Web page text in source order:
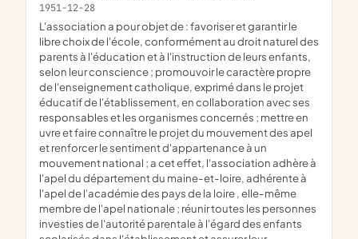
1951-12-28
l'association a pour objet de : favoriser et garantir le
libre choix de l'école, conformément au droit naturel des
parents à l'éducation et à l'instruction de leurs enfants,
selon leur conscience ; promouvoir le caractère propre
de l'enseignement catholique, exprimé dans le projet
éducatif de l'établissement, en collaboration avec ses
responsables et les organismes concernés ; mettre en
uvre et faire connaître le projet du mouvement des apel
et renforcer le sentiment d'appartenance à un
mouvement national ; a cet effet, l'association adhère à
l'apel du département du maine-et-loire, adhérente à
l'apel de l'académie des pays de la loire , elle-même
membre de l'apel nationale ; réunir toutes les personnes
investies de l'autorité parentale à l'égard des enfants